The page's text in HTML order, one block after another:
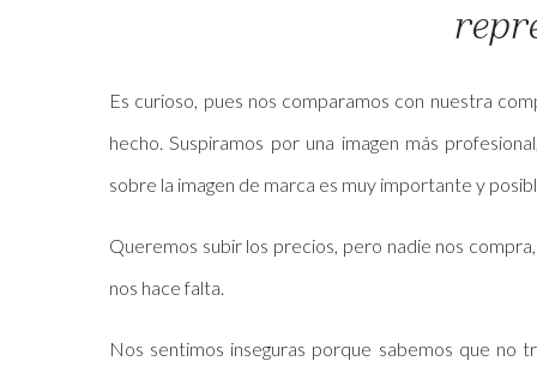
Es curioso, pues nos comparamos con nuestra
hecho. Suspiramos por una imagen más
sobre la imagen de marca es muy importante y
Queremos subir los precios, pero nadie nos
nos hace falta.
Nos sentimos inseguras porque sabemos que no